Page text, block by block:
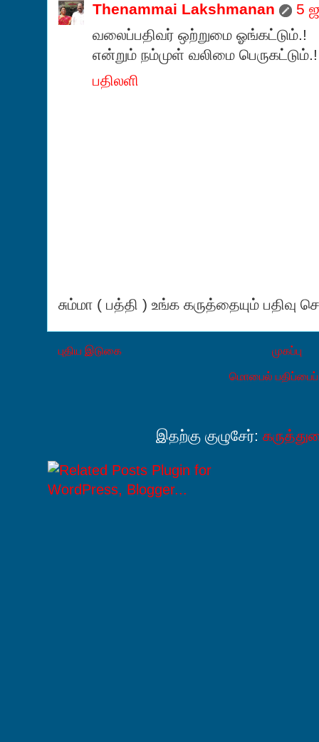
Thenammai Lakshmanan
5
வலைப்பதிவர் ஒற்றுமை ஓங்கட்டும்.!
என்றும் நம்முள் வலிமை பெருகட்டும்.!
பதிலளி
சும்மா ( பத்தி ) உங்க கருத்தையும் பதிவு
புதிய இடுகை முகப்பு
மொபைல் பதிப்பைப்
இதற்கு குழுசேர்: